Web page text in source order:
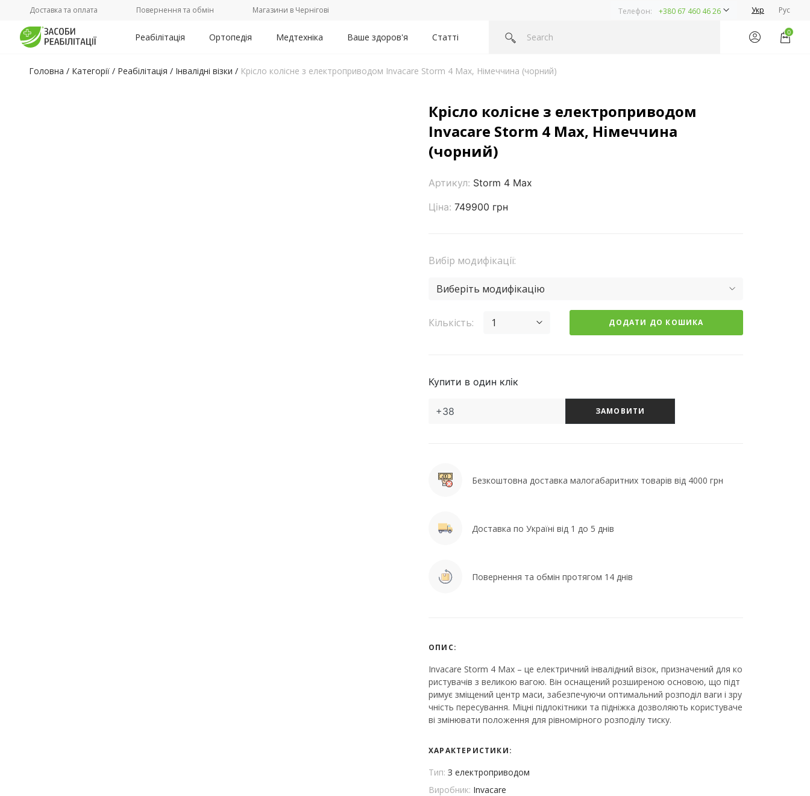
Доставка та оплата Повернення та обмін Магазини в Чернігові Телефон: +380 67 460 46 26 Укр Рус
Реабілітація Ортопедія Медтехніка Ваше здоров'я Статті 0
Головна / Категорії / Реабілітація / Інвалідні візки / Крісло колісне з електроприводом Invacare Storm 4 Max, Німеччина (чорний)
Крісло колісне з електроприводом
Invacare Storm 4 Max, Німеччина
(чорний)
Артикул: Storm 4 Max
Ціна: 749900 грн
Вибір модифікації:
Виберіть модифікацію
Кількість: 1 ДОДАТИ ДО КОШИКА
Купити в один клік
ЗАМОВИТИ
Безкоштовна доставка малогабаритних товарів від 4000 грн
Доставка по Україні від 1 до 5 днів
Повернення та обмін протягом 14 днів
ОПИС:
Invacare Storm 4 Max – це електричний інвалідний візок, призначений для ко
ристувачів з великою вагою. Він оснащений розширеною основою, що підт
римує зміщений центр маси, забезпечуючи оптимальний розподіл ваги і зру
чність пересування. Міцні підлокітники та підніжка дозволяють користуваче
ві змінювати положення для рівномірного розподілу тиску.
ХАРАКТЕРИСТИКИ:
Тип: З електроприводом
Виробник: Invacare